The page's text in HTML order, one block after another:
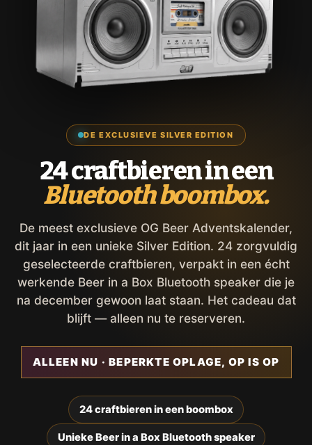
DE EXCLUSIEVE SILVER EDITION
24 craftbieren in een
Bluetooth boombox.
De meest exclusieve OG Beer Adventskalender,
dit jaar in een unieke Silver Edition. 24 zorgvuldig
geselecteerde craftbieren, verpakt in een écht
werkende Beer in a Box Bluetooth speaker die je
na december gewoon laat staan. Het cadeau dat
blijft — alleen nu te reserveren.
ALLEEN NU · BEPERKTE OPLAGE, OP IS OP
24 craftbieren in een boombox
Unieke Beer in a Box Bluetooth speaker